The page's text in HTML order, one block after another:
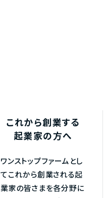
これから創業する
起業家の方へ
ワンストップファームとし
てこれから創業される起
業家の皆さまを各分野に